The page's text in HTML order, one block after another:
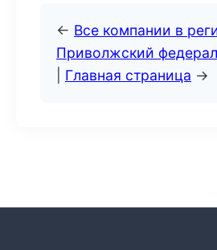
← Все компании в
Приволжский
Главная страница →